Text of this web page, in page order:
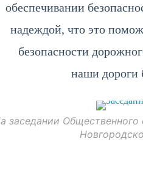
обеспечивании
надеждой, что это
безопасности
наши дороги
заседании